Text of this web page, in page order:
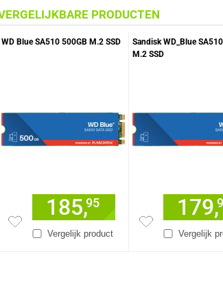
PRODUCTEN
WD Blue SA510 500GB M.2 SSD
Vergelijk product
185,95
Sandisk WD_Blue
M.2 SSD
Vergelijk
179,